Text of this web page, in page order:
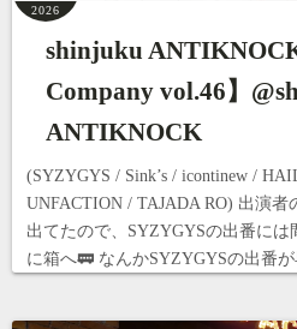
2026
shinjuku
Company vol.46】
ANTIKNOCK
(SYZYGYS / Sink’s / icontinew /
UNFACTION / TAJADA RO) 出演
出てたので、SYZYGYSの出番に
に箱へ🚃 なんかSYZYGYSの出番